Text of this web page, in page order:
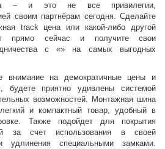
– и это не все привилегии,
своим партнёрам сегодня. Сделайте
track цена или какой-либо другой
прямо сейчас и получите свои
с «» на самых выгодных
внимание на демократичные цены и
будете приятно удивлены системой
возможностей. Монтажная шина
и компактный товар, удобный в
Также подойдет для покрытия
за счет использования в своей
удлинения специальными замками.